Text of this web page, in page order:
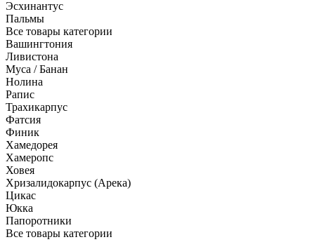
Эсхинантус
Пальмы
Все товары категории
Вашингтония
Ливистона
Муса / Банан
Нолина
Рапис
Трахикарпус
Фатсия
Финик
Хамедорея
Хамеропс
Ховея
Хризалидокарпус (Арека)
Цикас
Юкка
Папоротники
Все товары категории